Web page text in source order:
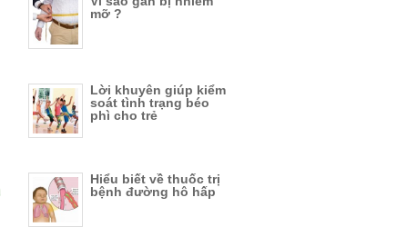
mỡ ?
Lời khuyên giúp kiểm
soát tình trạng béo
phì cho trẻ
Hiểu biết về thuốc trị
bệnh đường hô hấp